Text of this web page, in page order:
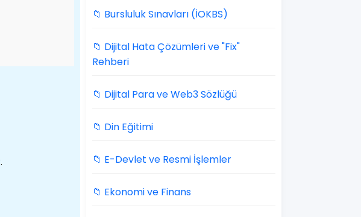
📁 Bursluluk Sınavları (İOKBS)
📁 Dijital Hata Çözümleri ve "Fix"
Rehberi
📁 Dijital Para ve Web3 Sözlüğü
📁 Din Eğitimi
📁 E-Devlet ve Resmi İşlemler
📁 Ekonomi ve Finans